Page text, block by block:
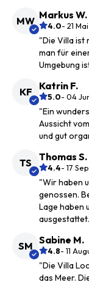
MW Markus W.
4.0- 21
"Die Villa ist
man für
Umgebung
KF Katrin F.
5.0- 04
"Ein
Aussicht
und gut
TS Thomas S.
4.4- 17
"Wir haben
genossen.
Lage haben
SM Sabine M.
4.8- 11
"Die Villa
das Meer.